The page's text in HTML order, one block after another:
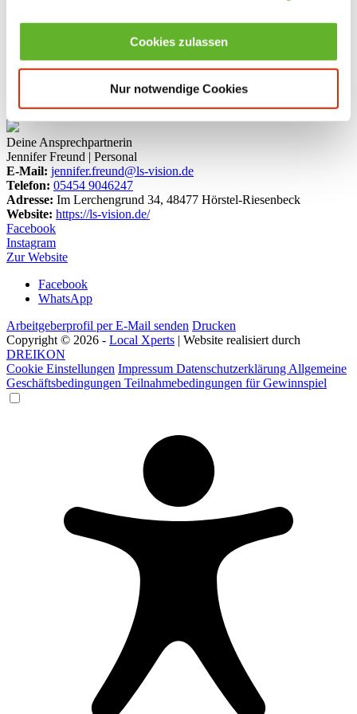
Cookies zulassen
Nur notwendige Cookies
Deine Ansprechpartnerin
Jennifer Freund | Personal
E-Mail: jennifer.freund@ls-vision.de
Telefon: 05454 9046247
Adresse: Im Lerchengrund 34, 48477 Hörstel-Riesenbeck
Website: https://ls-vision.de/
Facebook
Instagram
Zur Website
Facebook
WhatsApp
Arbeitgeberprofil per E-Mail senden Drucken
Copyright © 2026 - Local Xperts | Website realisiert durch
DREIKON
Cookie Einstellungen Impressum Datenschutzerklärung Allgemeine
Geschäftsbedingungen Teilnahmebedingungen für Gewinnspiel